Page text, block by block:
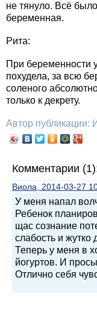
не тянуло. Всё
беременная.
Рита:
При беременности
похудела, за всю
соленого
только к декрету.
Автор публикации:
Комментарии
Виола, 2014-03-27
У меня напал
Ребенок
щас сознание
слабость и жутко
Теперь у меня в
йогуртов. И
Отлично себя